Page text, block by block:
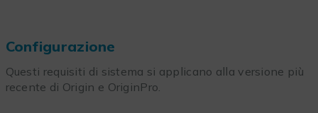
Configurazione
Questi requisiti di sistema si applicano alla versione più
recente di Origin e OriginPro.